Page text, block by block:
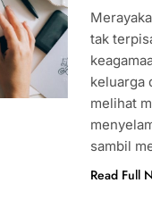
tak
keluarga
melihat
sambil
Read Full